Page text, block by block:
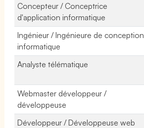
Concepteur / Conceptrice
d'application informatique
Ingénieur / Ingénieure de conception
informatique
Analyste télématique
Webmaster développeur /
développeuse
Développeur / Développeuse web